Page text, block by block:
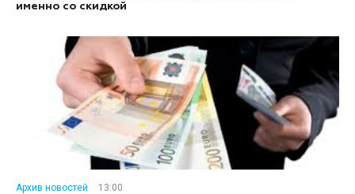
именно со скидкой
Архив новостей
13:00